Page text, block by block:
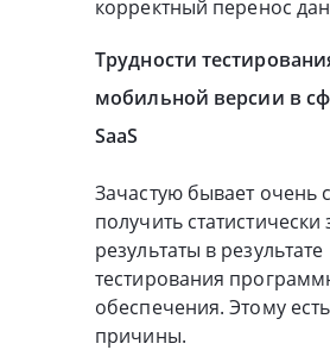
корректный перенос
Трудности
мобильной версии в
SaaS
Зачастую бывает очень
получить
результаты в результате
тестирования
обеспечения. Этому
причины.